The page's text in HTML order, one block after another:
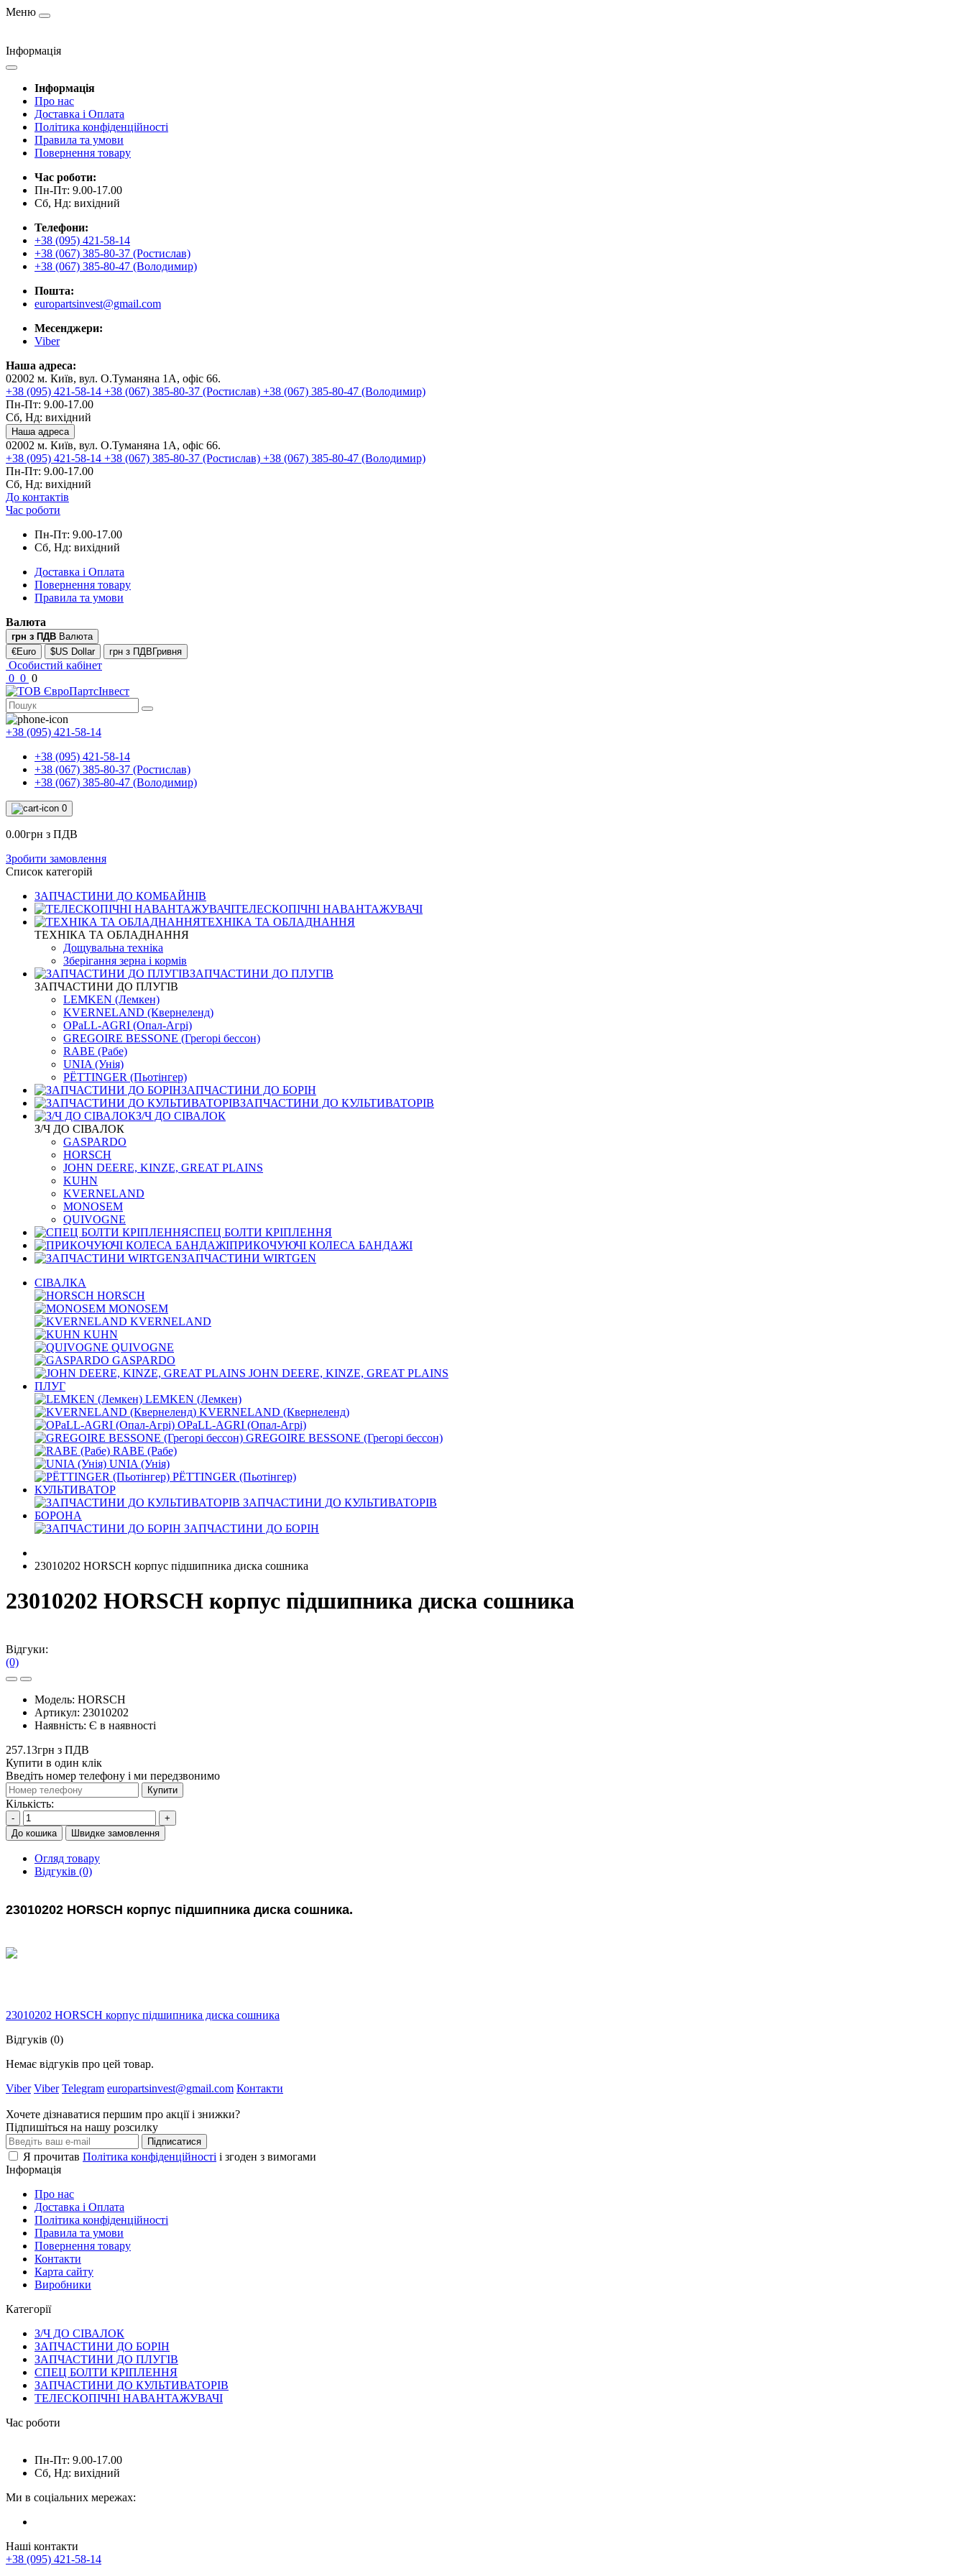
Меню
Інформація
Інформація
Про нас
Доставка і Оплата
Політика конфіденційності
Правила та умови
Повернення товару
Час роботи:
Пн-Пт: 9.00-17.00
Сб, Нд: вихідний
Телефони:
+38 (095) 421-58-14
+38 (067) 385-80-37 (Ростислав)
+38 (067) 385-80-47 (Володимир)
Пошта:
europartsinvest@gmail.com
Месенджери:
Viber
Наша адреса:
02002 м. Київ, вул. О.Туманяна 1А, офіс 66.
+38 (095) 421-58-14 +38 (067) 385-80-37 (Ростислав) +38 (067) 385-80-47 (Володимир)
Пн-Пт: 9.00-17.00
Сб, Нд: вихідний
Наша адреса
02002 м. Київ, вул. О.Туманяна 1А, офіс 66.
+38 (095) 421-58-14 +38 (067) 385-80-37 (Ростислав) +38 (067) 385-80-47 (Володимир)
Пн-Пт: 9.00-17.00
Сб, Нд: вихідний
До контактів
Час роботи
Пн-Пт: 9.00-17.00
Сб, Нд: вихідний
Доставка і Оплата
Повернення товару
Правила та умови
Валюта
грн з ПДВ Валюта
€Euro
$US Dollar грн з ПДВГривня
Особистий кабінет
0 0 0
+38 (095) 421-58-14
+38 (095) 421-58-14
+38 (067) 385-80-37 (Ростислав)
+38 (067) 385-80-47 (Володимир)
0
0.00грн з ПДВ
Зробити замовлення
Список категорій
ЗАПЧАСТИНИ ДО КОМБАЙНІВ
ТЕЛЕСКОПІЧНІ НАВАНТАЖУВАЧІ
ТЕХНІКА ТА ОБЛАДНАННЯ
ТЕХНІКА ТА ОБЛАДНАННЯ
Дощувальна техніка
Зберігання зерна і кормів
ЗАПЧАСТИНИ ДО ПЛУГІВ
ЗАПЧАСТИНИ ДО ПЛУГІВ
LEMKEN (Лемкен)
KVERNELАND (Квернеленд)
OPaLL-AGRI (Опал-Агрі)
GREGOIRE BESSONE (Грегорі бессон)
RABE (Рабе)
UNIA (Унія)
PЁTTINGER (Пьотінгер)
ЗАПЧАСТИНИ ДО БОРІН
ЗАПЧАСТИНИ ДО КУЛЬТИВАТОРІВ
З/Ч ДО СІВАЛОК
З/Ч ДО СІВАЛОК
GASPARDO
HORSCH
JOHN DEERE, KINZE, GREAT PLAINS
KUHN
KVERNELАND
MONOSEM
QUIVOGNE
СПЕЦ БОЛТИ КРІПЛЕННЯ
ПРИКОЧУЮЧІ КОЛЕСА БАНДАЖІ
ЗАПЧАСТИНИ WIRTGEN
СІВАЛКА
HORSCH
MONOSEM
KVERNELАND
KUHN
QUIVOGNE
GASPARDO
JOHN DEERE, KINZE, GREAT PLAINS
ПЛУГ
LEMKEN (Лемкен)
KVERNELАND (Квернеленд)
OPaLL-AGRI (Опал-Агрі)
GREGOIRE BESSONE (Грегорі бессон)
RABE (Рабе)
UNIA (Унія)
PЁTTINGER (Пьотінгер)
КУЛЬТИВАТОР
ЗАПЧАСТИНИ ДО КУЛЬТИВАТОРІВ
БОРОНА
ЗАПЧАСТИНИ ДО БОРІН
23010202 HORSCH корпус підшипника диска сошника
23010202 HORSCH корпус підшипника диска сошника
Відгуки:
(0)
Модель: HORSCH
Артикул: 23010202
Наявність: Є в наявності
257.13грн з ПДВ
Купити в один клік
Введіть номер телефону і ми передзвонимо
Купити
Кількість:
-
+
До кошика
Швидке замовлення
Огляд товару
Відгуків (0)
23010202 HORSCH корпус підшипника диска сошника.
23010202 HORSCH корпус підшипника диска сошника
Відгуків (0)
Немає відгуків про цей товар.
Viber Viber Telegram europartsinvest@gmail.com Контакти
Хочете дізнаватися першим про акції і знижки?
Підпишіться на нашу розсилку
Підписатися
Я прочитав Політика конфіденційності і згоден з вимогами
Інформація
Про нас
Доставка і Оплата
Політика конфіденційності
Правила та умови
Повернення товару
Контакти
Карта сайту
Виробники
Категорії
З/Ч ДО СІВАЛОК
ЗАПЧАСТИНИ ДО БОРІН
ЗАПЧАСТИНИ ДО ПЛУГІВ
СПЕЦ БОЛТИ КРІПЛЕННЯ
ЗАПЧАСТИНИ ДО КУЛЬТИВАТОРІВ
ТЕЛЕСКОПІЧНІ НАВАНТАЖУВАЧІ
Час роботи
Пн-Пт: 9.00-17.00
Сб, Нд: вихідний
Ми в соціальних мережах:
Наші контакти
+38 (095) 421-58-14